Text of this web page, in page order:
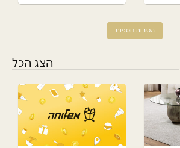
הטבות נוספות
הצג הכל